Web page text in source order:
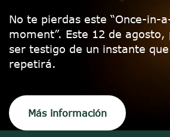
No te pierdas este “Once-in-
moment”. Este 12 de
ser testigo de un instante
repetirá.
Más información